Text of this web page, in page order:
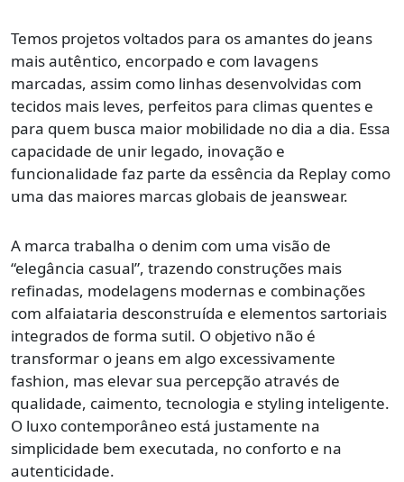
Temos projetos voltados para os amantes do jeans
mais autêntico, encorpado e com lavagens
marcadas, assim como linhas desenvolvidas com
tecidos mais leves, perfeitos para climas quentes e
para quem busca maior mobilidade no dia a dia. Essa
capacidade de unir legado, inovação e
funcionalidade faz parte da essência da Replay como
uma das maiores marcas globais de jeanswear.
A marca trabalha o denim com uma visão de
“elegância casual”, trazendo construções mais
refinadas, modelagens modernas e combinações
com alfaiataria desconstruída e elementos sartoriais
integrados de forma sutil. O objetivo não é
transformar o jeans em algo excessivamente
fashion, mas elevar sua percepção através de
qualidade, caimento, tecnologia e styling inteligente.
O luxo contemporâneo está justamente na
simplicidade bem executada, no conforto e na
autenticidade.